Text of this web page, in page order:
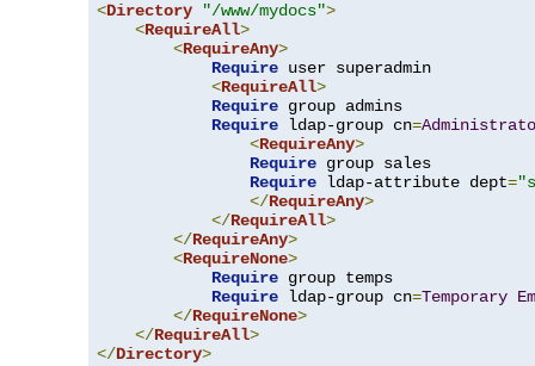
<Directory "/www/mydocs">
<RequireAll>
<RequireAny>
Require user superadmin
<RequireAll>
Require group admins
Require ldap-group cn=
<RequireAny>
Require group sales
Require ldap-attribute dept=
</RequireAny>
</RequireAll>
</RequireAny>
<RequireNone>
Require group temps
Require ldap-group cn=Temporary
</RequireNone>
</RequireAll>
</Directory>